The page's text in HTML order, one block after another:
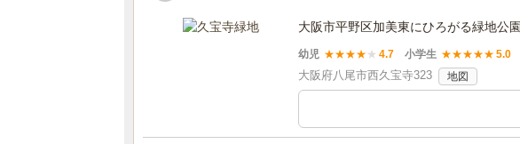
大阪市平野区加美東にひろがる緑地公園
幼児 ★★★★ ★ 4.7 小学生 ★★★★★ 5.0
大阪府八尾市西久宝寺323 地図